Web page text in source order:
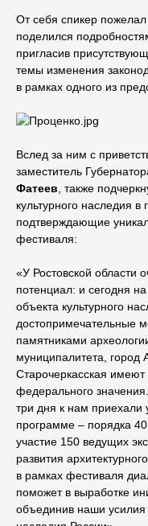
От себя спикер
поделился
пригласив
темы изменения
в рамках одного из
Вслед за ним с
заместитель
Фатеев , также
культурного наследия
подтверждающие
фестиваля:
«У Ростовской области
потенциал: и сегодня
объекта культурного
достопримечательные
памятниками
муниципалитета, город
Старочеркасская имеют
федерального
три дня к нам приехали
программе – порядка
участие 150 ведущих
развития
в рамках фестиваля
поможет в выработке
объединив наши усилия